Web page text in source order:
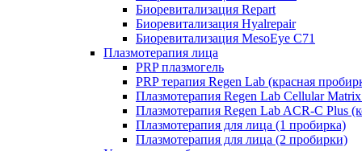
Биоревитализация Repart
Биоревитализация Hyalrepair
Биоревитализация MesoEye C71
Плазмотерапия лица
PRP плазмогель
PRP терапия Regen Lab (красная
Плазмотерапия Regen Lab Cellular
Плазмотерапия Regen Lab ACR-C Plus
Плазмотерапия для лица (1 пробирка)
Плазмотерапия для лица (2 пробирки)